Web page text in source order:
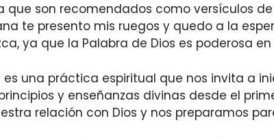
que son recomendados como versículos
te presento mis ruegos y quedo a la
ya que la Palabra de Dios es poderosa
una práctica espiritual que nos invita a
y enseñanzas divinas desde el
relación con Dios y nos preparamos